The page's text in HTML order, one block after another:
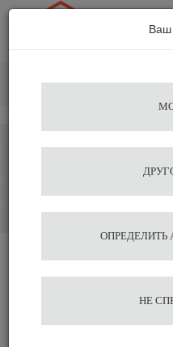
Темпер
Eureka
Ваш
ОПРЕДЕЛИТЬ
НЕ